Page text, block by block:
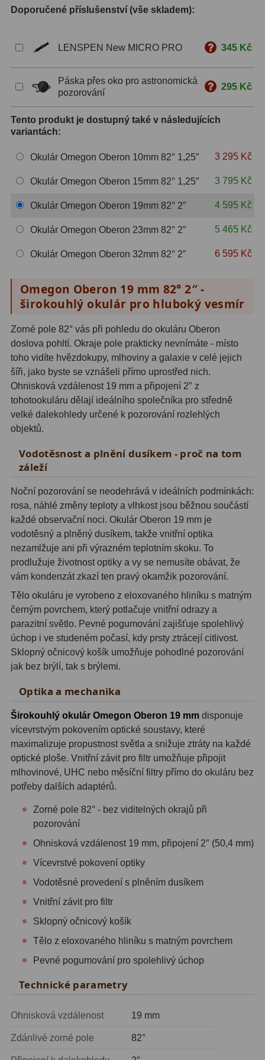
Speciální 1
Ostatní29
Barlow65
Filtry182
SII2
Proti světelnému znečištění6
Barevné66
AstroFoto284
Planetární kamery
Deep-Sky kamery 28
Guiding kamery14
T-kroužky
Adaptéry projekční11
Adaptéry T239
Adaptéry M4833
Filtry L-RGB7
Filtry Pass6
Filtry Block10
Filtry Clip
Filtry CCD Hα, OIII7
Filtrová kola a rámy 16
Rovnače a reduktory13
Zaostření11
Rotátory34
Helical výtahy 11
Okulárové výtahy44
Adaptéry k okulárovým
výtahům 8
Primární zrcadla9
Sekundární zrcadla6
Příslušenství188
Redukce 1,25" a 2"
Doporučené příslušenství (vše skladem):
LENSPEN New MICRO PRO 345 Kč
Páska přes oko pro astronomická
pozorování
295 Kč
Tento produkt je dostupný také v následujících
variantách:
Okulár Omegon Oberon 10mm 82° 1,25″ 3 295 Kč
Okulár Omegon Oberon 15mm 82° 1,25″ 3 795 Kč
Okulár Omegon Oberon 19mm 82° 2″ 4 595 Kč
Okulár Omegon Oberon 23mm 82° 2″ 5 465 Kč
Okulár Omegon Oberon 32mm 82° 2″ 6 595 Kč
Omegon Oberon 19 mm 82° 2″ -
širokouhlý okulár pro hluboký vesmír
Zorné pole 82° vás při pohledu do okuláru Oberon
doslova pohltí. Okraje pole prakticky nevnímáte - místo
toho vidíte hvězdokupy, mlhoviny a galaxie v celé jejich
šíři, jako byste se vznášeli přímo uprostřed nich.
Ohnisková vzdálenost 19 mm a připojení 2″ z
tohotookuláru dělají ideálního společníka pro středně
velké dalekohledy určené k pozorování rozlehlých
objektů.
Vodotěsnost a plnění dusíkem - proč na tom
záleží
Noční pozorování se neodehrává v ideálních podmínkách:
rosa, náhlé změny teploty a vlhkost jsou běžnou součástí
každé observační noci. Okulár Oberon 19 mm je
vodotěsný a plněný dusíkem, takže vnitřní optika
nezamlžuje ani při výrazném teplotním skoku. To
prodlužuje životnost optiky a vy se nemusíte obávat, že
vám kondenzát zkazí ten pravý okamžik pozorování.
Tělo okuláru je vyrobeno z eloxovaného hliníku s matným
černým povrchem, který potlačuje vnitřní odrazy a
parazitní světlo. Pevné pogumování zajišťuje spolehlivý
úchop i ve studeném počasí, kdy prsty ztrácejí citlivost.
Sklopný očnicový košík umožňuje pohodlné pozorování
jak bez brýlí, tak s brýlemi.
Optika a mechanika
Širokouhlý okulár Omegon Oberon 19 mm disponuje
vícevrstvým pokovením optické soustavy, které
maximalizuje propustnost světla a snižuje ztráty na každé
optické ploše. Vnitřní závit pro filtr umožňuje připojit
mlhovinové, UHC nebo měsíční filtry přímo do okuláru bez
potřeby dalších adaptérů.
Zorné pole 82° - bez viditelných okrajů při
pozorování
Ohnisková vzdálenost 19 mm, připojení 2″ (50,4 mm)
Vícevrstvé pokovení optiky
Vodotěsné provedení s plněním dusíkem
Vnitřní závit pro filtr
Sklopný očnicový košík
Tělo z eloxovaného hliníku s matným povrchem
Pevné pogumování pro spolehlivý úchop
Technické parametry
Ohnisková vzdálenost 19 mm
Zdánlivé zorné pole 82°